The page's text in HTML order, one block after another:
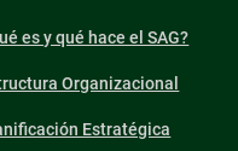
es y qué hace el SAG?
Organizacional
Estratégica